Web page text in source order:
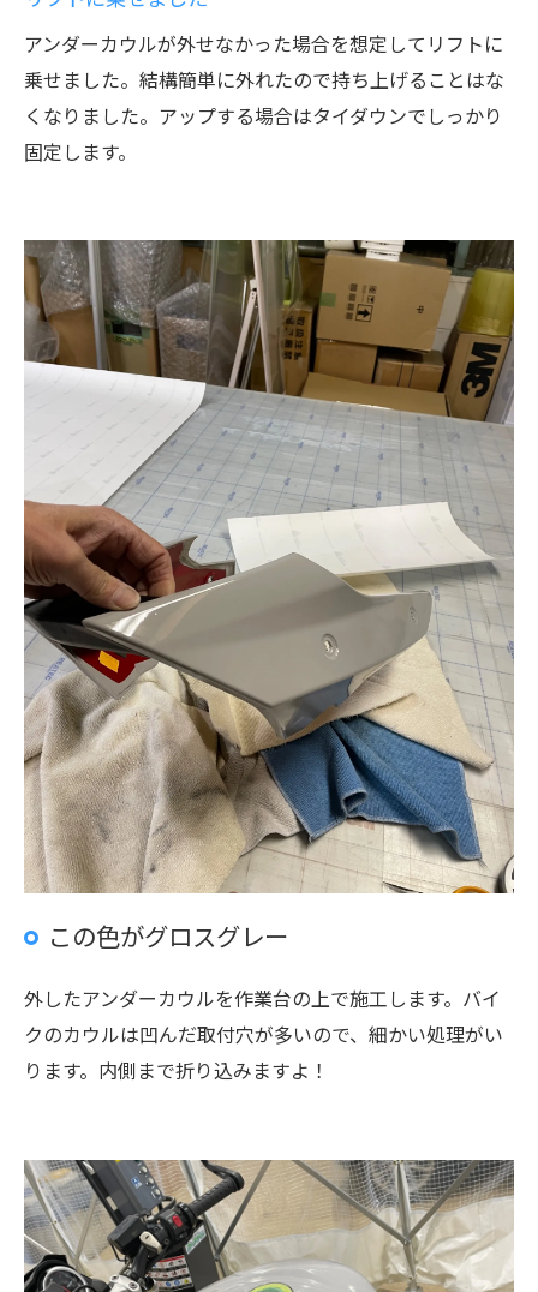
アンダーカウルが外せなかった場合を想定してリフトに
乗せました。結構簡単に外れたので持ち上げることはな
くなりました。アップする場合はタイダウンでしっかり
固定します。
この色がグロスグレー
外したアンダーカウルを作業台の上で施工します。バイ
クのカウルは凹んだ取付穴が多いので、細かい処理がい
ります。内側まで折り込みますよ！